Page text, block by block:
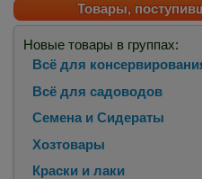
Товары,
Новые товары в группах:
Всё для
Всё для садоводов
Семена и Сидераты
Хозтовары
Краски и лаки